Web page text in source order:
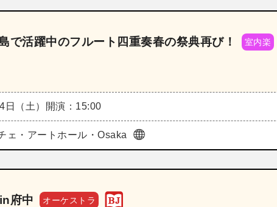
で活躍中のフルート四重奏春の祭典再び！ 室内楽
（土） 開演：15:00
ェ・アートホール・Osaka
府中 オーケストラ